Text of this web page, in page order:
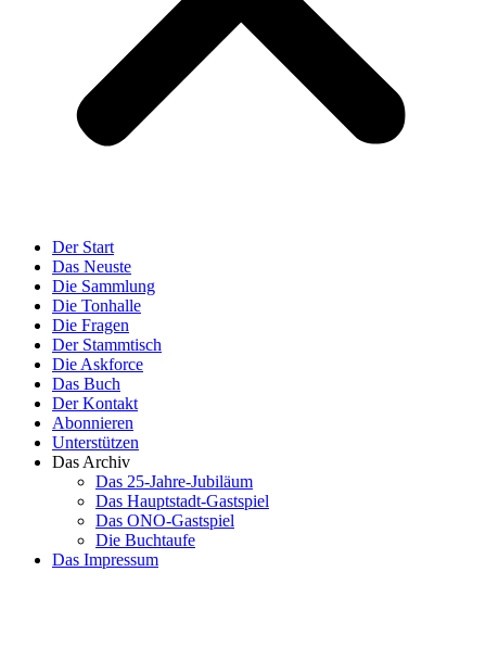
Der Start
Das Neuste
Die Sammlung
Die Tonhalle
Die Fragen
Der Stammtisch
Die Askforce
Das Buch
Der Kontakt
Abonnieren
Unterstützen
Das Archiv
Das 25-Jahre-Jubiläum
Das Hauptstadt-Gastspiel
Das ONO-Gastspiel
Die Buchtaufe
Das Impressum